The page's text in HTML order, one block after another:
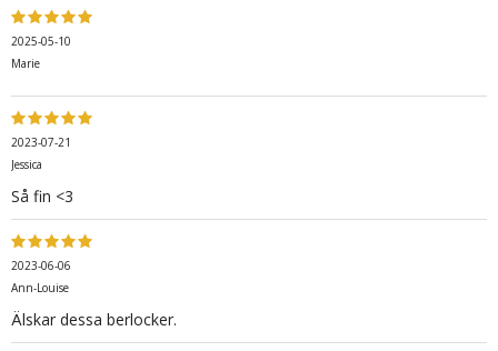
2025-05-10
Marie
2023-07-21
Jessica
Så fin <3
2023-06-06
Ann-Louise
Älskar dessa berlocker.